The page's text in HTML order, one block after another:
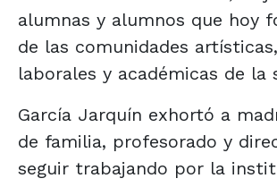
alumnas y alumnos que hoy
de las comunidades
laborales y académicas de la
García Jarquín exhortó a
de familia, profesorado y
seguir trabajando por la